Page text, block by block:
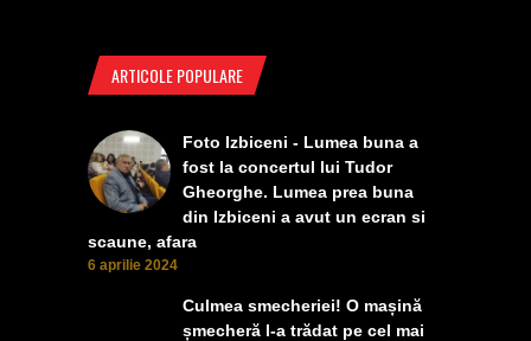
ARTICOLE POPULARE
Foto Izbiceni - Lumea buna a
fost la concertul lui Tudor
Gheorghe. Lumea prea buna
din Izbiceni a avut un ecran si
scaune, afara
6 aprilie 2024
Culmea smecheriei! O mașină
șmecheră l-a trădat pe cel mai